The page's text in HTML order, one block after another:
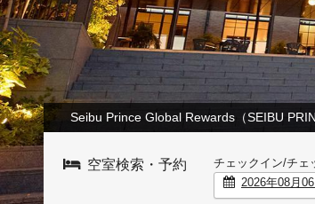
Seibu Prince Global Rewards（SEIBU
空室検索・予約
チェックイン/チェ